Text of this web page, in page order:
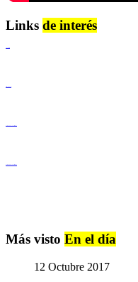
Links de interés
Más visto En el día
12 Octubre 2017